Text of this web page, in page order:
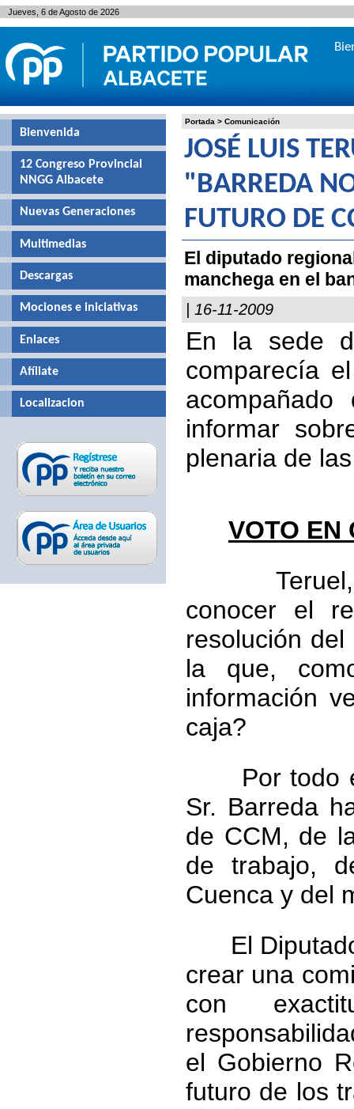
Portada > Comunicación
JOSÉ LUIS
"BARREDA
FUTURO DE
El diputado
manchega en el
| 16-11-2009
En la sede
comparecía
informar
plenaria de
VOTO EN
Teruel,
conocer el
resolución
la que,
información
caja?
Por todo
Sr. Barreda
de CCM, de
de trabajo,
Cuenca y del
El Diputado
crear una
con
el Gobierno
futuro de los
Bienvenida
12 Congreso Provincial
NNGG Albacete
Nuevas Generaciones
Multimedias
Descargas
Mociones e iniciativas
Enlaces
Afíliate
Localizacion
Jueves, 6 de Agosto de 2026